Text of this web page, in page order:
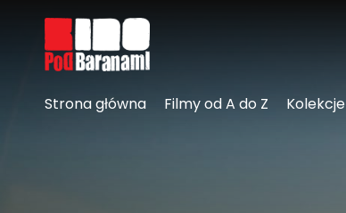
Linki ułatwień dostępu
Strona główna Filmy od A do Z Kolekcje